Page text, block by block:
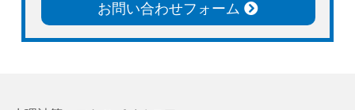
お問い合わせフォーム